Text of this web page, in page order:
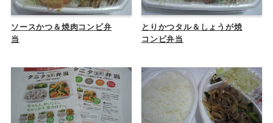
ソースかつ＆焼肉コンビ弁
当
とりかつタル＆しょうが焼
コンビ弁当